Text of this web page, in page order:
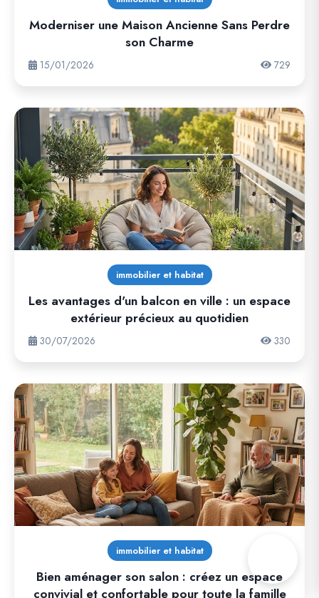
Moderniser une Maison Ancienne Sans Perdre
son Charme
15/01/2026 729
immobilier et habitat
Les avantages d'un balcon en ville : un espace
extérieur précieux au quotidien
30/07/2026 330
immobilier et habitat
Bien aménager son salon : créez un espace
convivial et confortable pour toute la famille